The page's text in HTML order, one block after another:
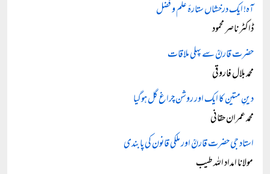
آہ! ایک درخشاں ستارۂ علم و فضل
ڈاکٹر ناصر محمود
حضرت قارنؒ سے پہلی ملاقات
محمد بلال فاروقی
دینِ متین کا ایک اور روشن چراغ گل ہوگیا
محمد عمران حقانی
استاد جی حضرت قارنؒ اور ملکی قانون کی پابندی
مولانا امداد اللہ طیب